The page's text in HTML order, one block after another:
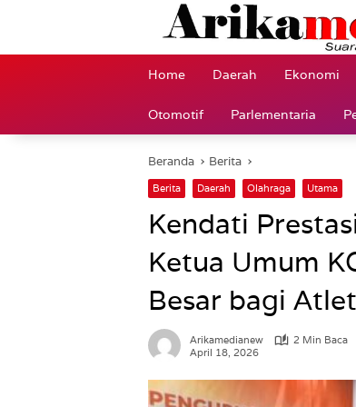
Home Daerah Ekonomi
Otomotif Parlementaria
Beranda Berita
Berita Daerah Olahraga Utama
Kendati
Ketua Umum
Besar bagi
Arikamedianew
2 Min Baca
April 18, 2026